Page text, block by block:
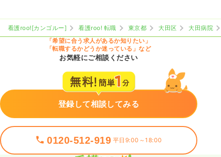
給与 29.6 万円/月 賞与2.7ヶ月
※経験10年の例
8:50～16:50（休憩60分）
月給29万円以上可
気になる 詳細を見る
470万円/年
看護roo![カンゴルー] 看護roo! 転職 東京都 大田区
大田病院
「希望に合う求人があるか知りたい」
「転職するかどうか迷っている」など
お気軽にご相談ください
登録して相談してみる
0120-512-919 平日9:00～18:00